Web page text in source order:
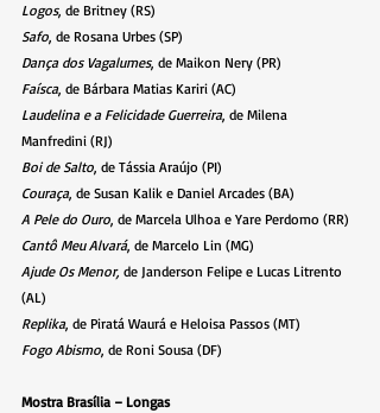
Logos, de Britney (RS)
Safo, de Rosana Urbes (SP)
Dança dos Vagalumes, de Maikon Nery (PR)
Faísca, de Bárbara Matias Kariri (AC)
Laudelina e a Felicidade Guerreira, de Milena
Manfredini (RJ)
Boi de Salto, de Tássia Araújo (PI)
Couraça, de Susan Kalik e Daniel Arcades (BA)
A Pele do Ouro, de Marcela Ulhoa e Yare Perdomo (RR)
Cantô Meu Alvará, de Marcelo Lin (MG)
Ajude Os Menor, de Janderson Felipe e Lucas Litrento
(AL)
Replika, de Piratá Waurá e Heloisa Passos (MT)
Fogo Abismo, de Roni Sousa (DF)
Mostra Brasília – Longas